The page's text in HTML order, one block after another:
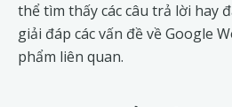
thể tìm thấy các câu trả lời hay
giải đáp các vấn đề vềGoogle
phẩm liên quan.